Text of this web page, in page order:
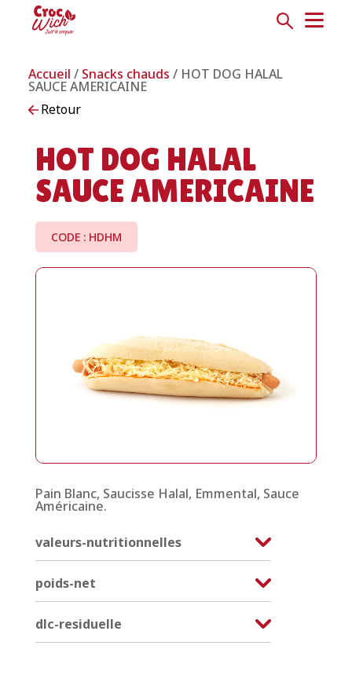
Accueil / Snacks chauds / HOT DOG HALAL
SAUCE AMERICAINE
Retour
HOT DOG HALAL
SAUCE AMERICAINE
CODE : HDHM
Pain Blanc, Saucisse Halal, Emmental, Sauce
Américaine.
valeurs-nutritionnelles
poids-net
dlc-residuelle